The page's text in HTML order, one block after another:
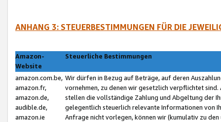
ANHANG 3: STEUERBESTIMMUNGEN FÜR DIE
Amazon-
Website
Steuerliche Bestimmungen
amazon.com.be,
amazon.fr,
amazon.de,
audible.de,
amazon.ie
Wir dürfen in Bezug auf Beträge, auf deren
vornehmen, zu denen wir gesetzlich verpflichtet
stellen die vollständige Zahlung und Abgeltung der
gelegentlich steuerlich relevante Informationen von
Anfrage nicht vorlegen, können wir (kumulativ zu